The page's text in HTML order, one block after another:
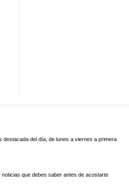
destacada del día, de lunes a viernes a primera
noticias que debes saber antes de acostarte